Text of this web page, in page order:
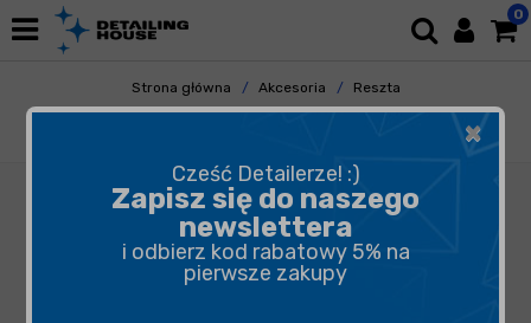
0
Strona główna Akcesoria
Reszta
Odkurzacze/odkurzacze piorące/akcesoria
×
Cześć Detailerze! :)
Zapisz się do naszego
newslettera
i odbierz kod rabatowy 5% na
pierwsze zakupy